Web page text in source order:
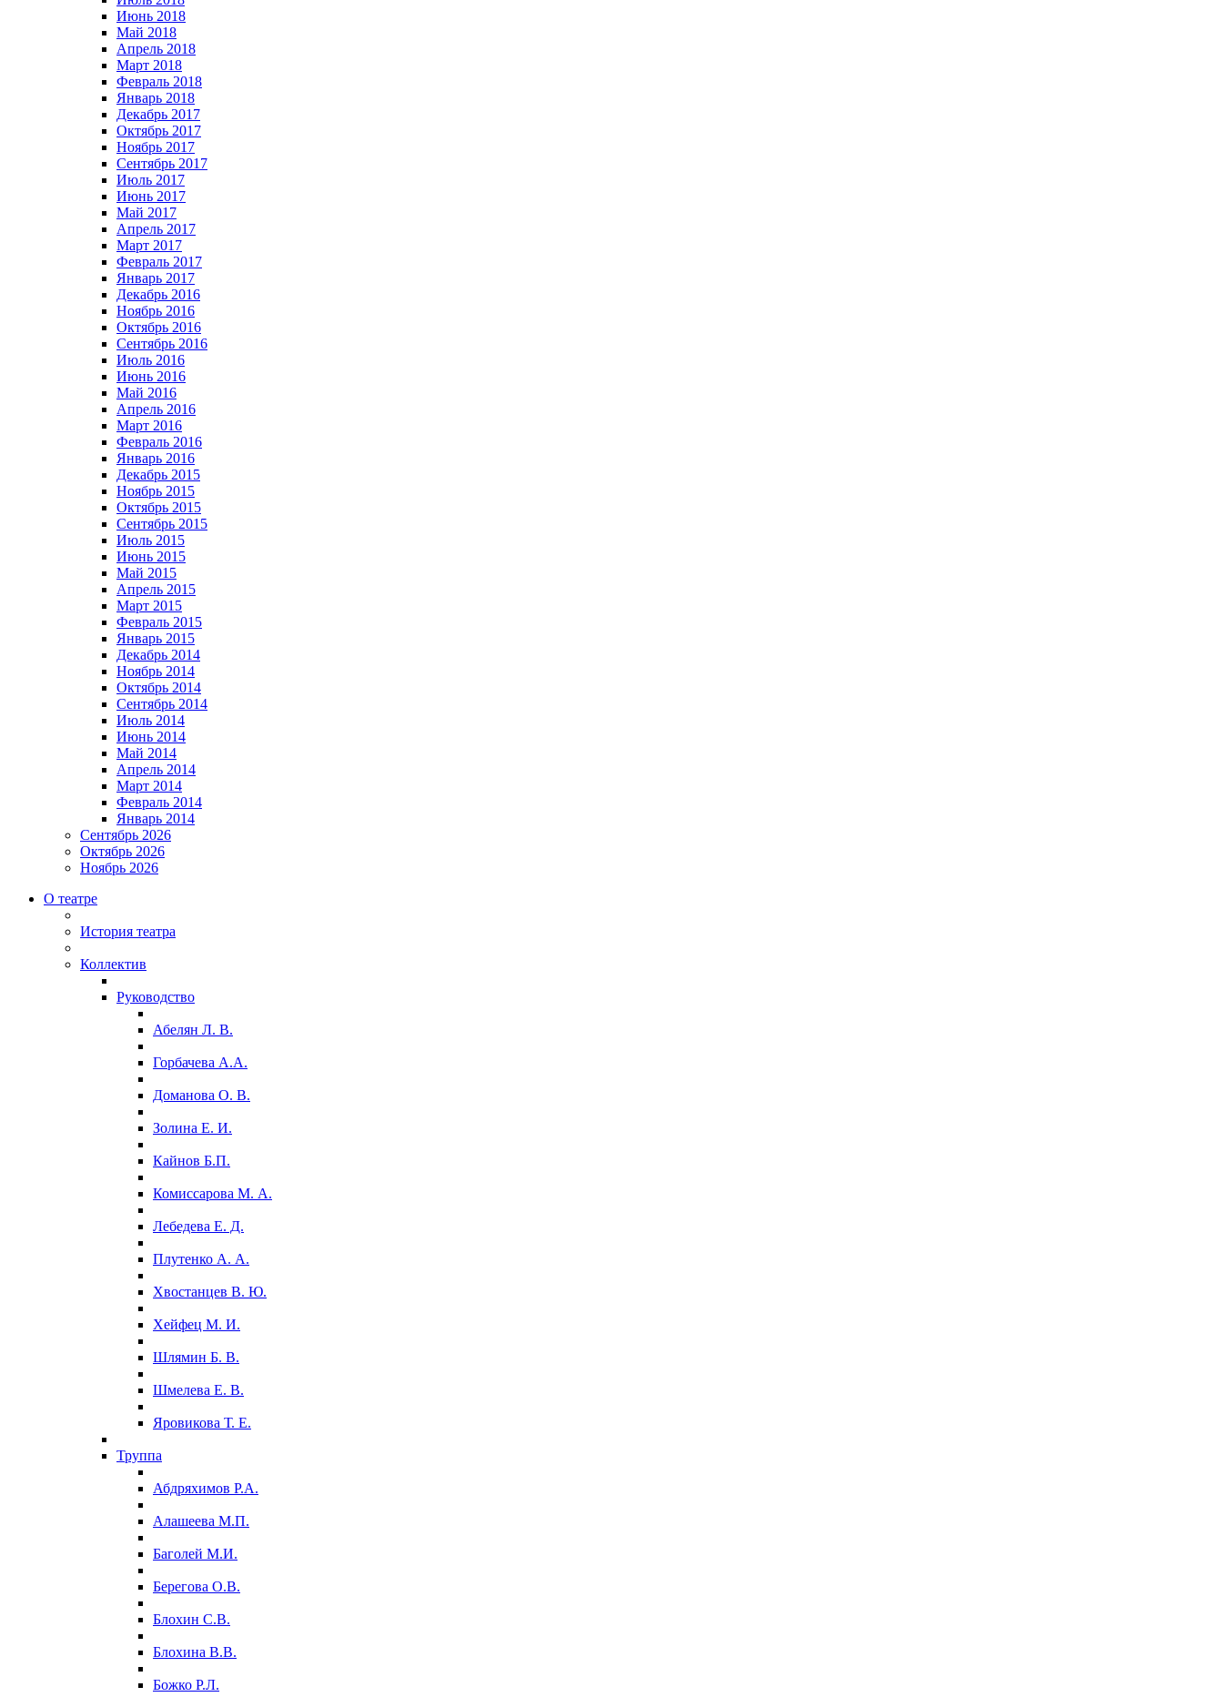
Июнь 2018
Май 2018
Апрель 2018
Март 2018
Февраль 2018
Январь 2018
Декабрь 2017
Октябрь 2017
Ноябрь 2017
Сентябрь 2017
Июль 2017
Июнь 2017
Май 2017
Апрель 2017
Март 2017
Февраль 2017
Январь 2017
Декабрь 2016
Ноябрь 2016
Октябрь 2016
Сентябрь 2016
Июль 2016
Июнь 2016
Май 2016
Апрель 2016
Март 2016
Февраль 2016
Январь 2016
Декабрь 2015
Ноябрь 2015
Октябрь 2015
Сентябрь 2015
Июль 2015
Июнь 2015
Май 2015
Апрель 2015
Март 2015
Февраль 2015
Январь 2015
Декабрь 2014
Ноябрь 2014
Октябрь 2014
Сентябрь 2014
Июль 2014
Июнь 2014
Май 2014
Апрель 2014
Март 2014
Февраль 2014
Январь 2014
Сентябрь 2026
Октябрь 2026
Ноябрь 2026
О театре
История театра
Коллектив
Руководство
Абелян Л. В.
Горбачева А.А.
Доманова О. В.
Золина Е. И.
Кайнов Б.П.
Комиссарова М. А.
Лебедева Е. Д.
Плутенко А. А.
Хвостанцев В. Ю.
Хейфец М. И.
Шлямин Б. В.
Шмелева Е. В.
Яровикова Т. Е.
Труппа
Абдряхимов Р.А.
Алашеева М.П.
Баголей М.И.
Берегова О.В.
Блохин С.В.
Блохина В.В.
Божко Р.Л.